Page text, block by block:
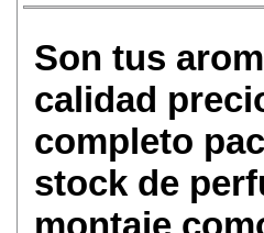
Son tus
calidad
completo
stock de
montaje